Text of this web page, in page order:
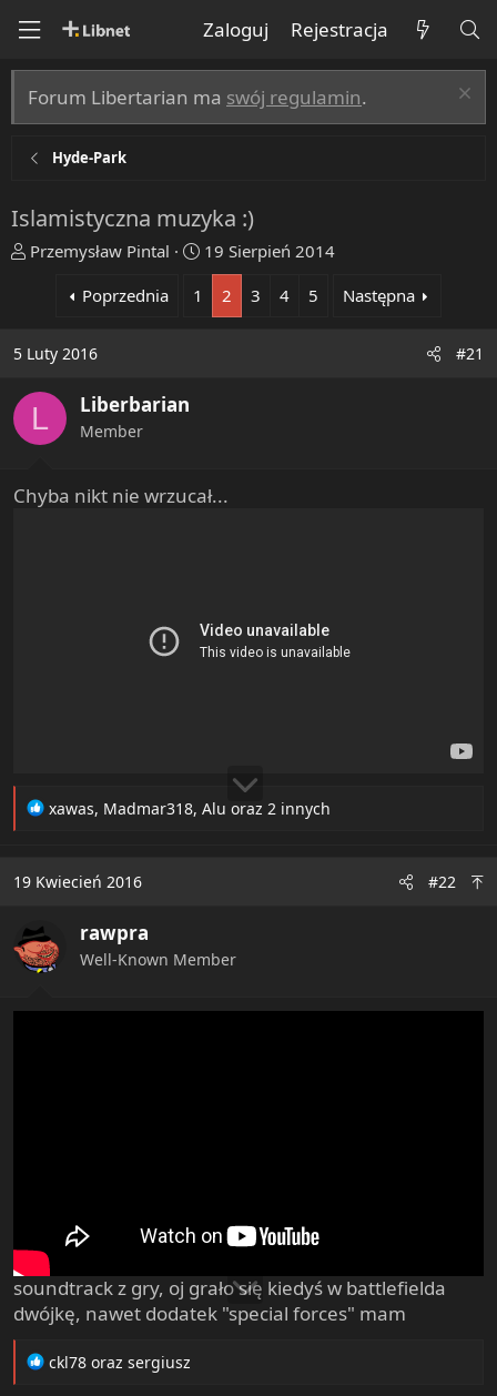
Zaloguj Rejestracja
Forum Libertarian ma swój regulamin.
Hyde-Park
Islamistyczna muzyka :)
T
a
d
s
t
a
e
Przemysław Pintal
R
o
p
19 Sierpień 2014
Poprzednia
1 2 3 4 5 Następna
5 Luty 2016 #21
L Liberbarian
Member
Chyba nikt nie wrzucał...
R
t
o
n
s
xawas, Madmar318, Alu oraz 2 innych
19 Kwiecień 2016 #22
rawpra
Well-Known Member
soundtrack z gry, oj grało się kiedyś w battlefielda
dwójkę, nawet dodatek "special forces" mam
R
ckl78 oraz sergiusz